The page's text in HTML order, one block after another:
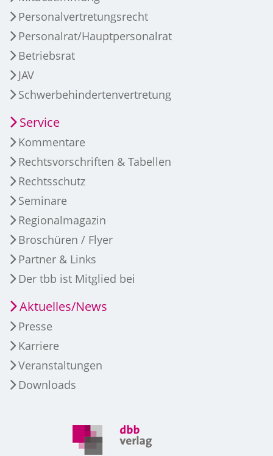
Personalvertretungsrecht
Personalrat/Hauptpersonalrat
Betriebsrat
JAV
Schwerbehindertenvertretung
Service
Kommentare
Rechtsvorschriften & Tabellen
Rechtsschutz
Seminare
Regionalmagazin
Broschüren / Flyer
Partner & Links
Der tbb ist Mitglied bei
Aktuelles/News
Presse
Karriere
Veranstaltungen
Downloads